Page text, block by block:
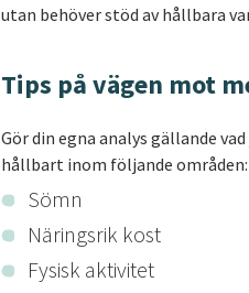
utan behöver stöd av hållbara
Tips på vägen mot
Gör din egna analys gällande
hållbart inom följande områden:
Sömn
Näringsrik kost
Fysisk aktivitet